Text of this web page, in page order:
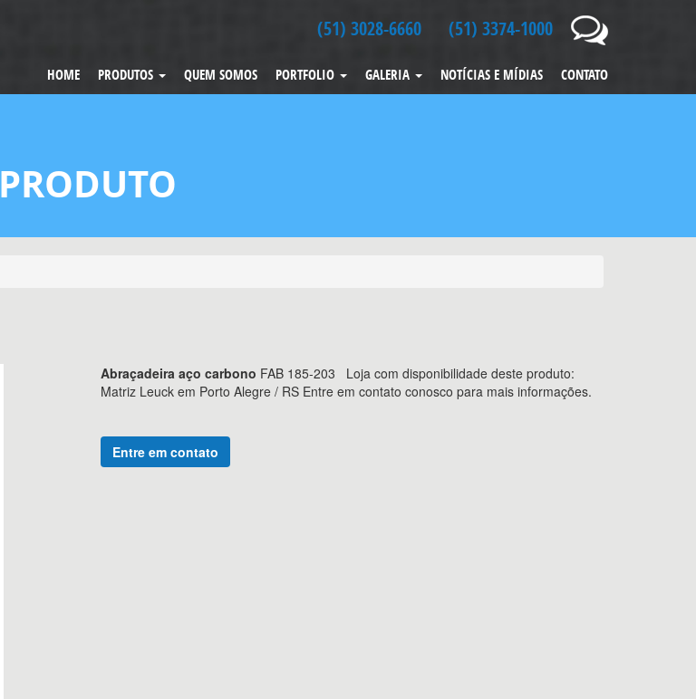
(51) 3028-6660 (51) 3374-1000
HOME PRODUTOS QUEM SOMOS PORTFOLIO GALERIA NOTÍCIAS E MÍDIAS CONTATO
PRODUTO
Abraçadeira aço carbono FAB 185-203 Loja com disponibilidade deste produto:
Matriz Leuck em Porto Alegre / RS Entre em contato conosco para mais informações.
Entre em contato